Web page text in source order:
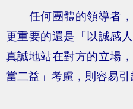
任何團體的領導者，
更重要的還是「以誠感
真誠地站在對方的立場
當二益」考慮，則容易引